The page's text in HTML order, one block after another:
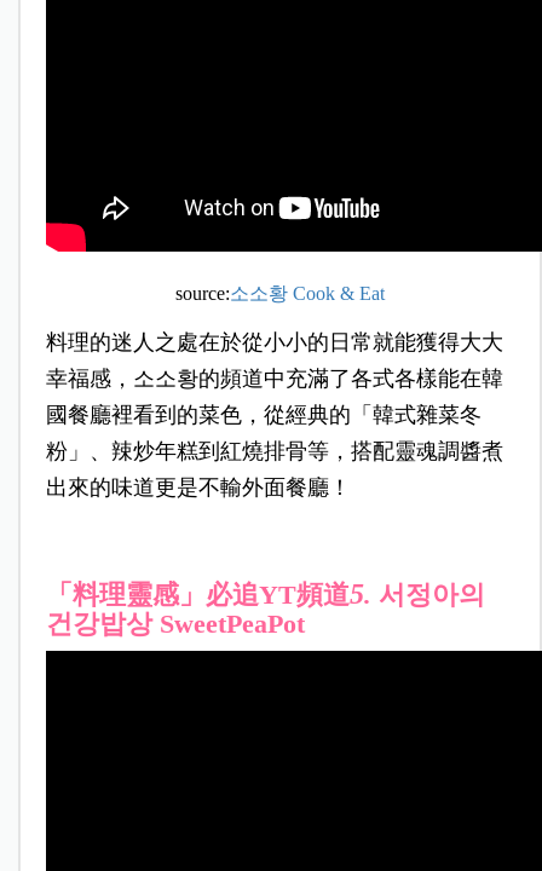
source:소소황 Cook & Eat
料理的迷人之處在於從小小的日常就能獲得大大
幸福感，소소황的頻道中充滿了各式各樣能在韓
國餐廳裡看到的菜色，從經典的「韓式雜菜冬
粉」、辣炒年糕到紅燒排骨等，搭配靈魂調醬煮
出來的味道更是不輸外面餐廳！
「料理靈感」必追YT頻道5. 서정아의
건강밥상 SweetPeaPot